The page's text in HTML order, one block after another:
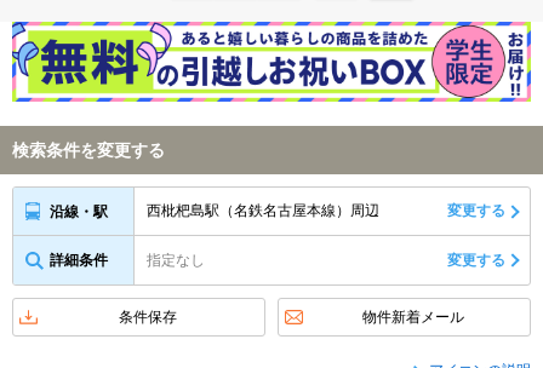
検索条件を変更する
沿線・駅 西枇杷島駅（名鉄名古屋本線）周辺 変更する
詳細条件 指定なし 変更する
条件保存 物件新着メール